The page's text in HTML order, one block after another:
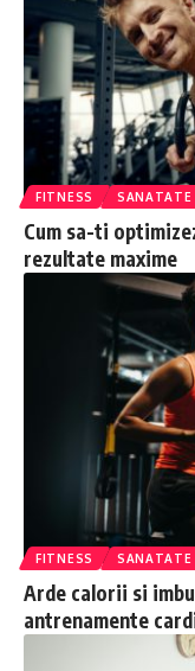
FITNESS SANATATE
Cum sa-ti
rezultate maxime
FITNESS SANATATE
Arde calorii si
antrenamente